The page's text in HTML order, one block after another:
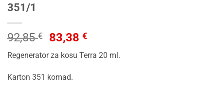
351/1
92,85€
Izvorna
cijena
bila
je:
92,85 €.
83,38€Trenutna
cijena
je:
Regenerator za kosu Terra 20 ml.
Karton 351 komad.